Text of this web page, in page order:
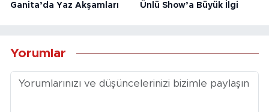
Ganita’da Yaz Akşamları Ünlü Show’a Büyük İlgi
Yorumlar